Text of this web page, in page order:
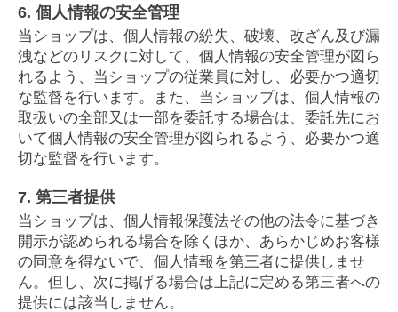
6. 個人情報の安全管理
当ショップは、個人情報の紛失、破壊、改ざん及び漏
洩などのリスクに対して、個人情報の安全管理が図ら
れるよう、当ショップの従業員に対し、必要かつ適切
な監督を行います。また、当ショップは、個人情報の
取扱いの全部又は一部を委託する場合は、委託先にお
いて個人情報の安全管理が図られるよう、必要かつ適
切な監督を行います。
7. 第三者提供
当ショップは、個人情報保護法その他の法令に基づき
開示が認められる場合を除くほか、あらかじめお客様
の同意を得ないで、個人情報を第三者に提供しませ
ん。但し、次に掲げる場合は上記に定める第三者への
提供には該当しません。